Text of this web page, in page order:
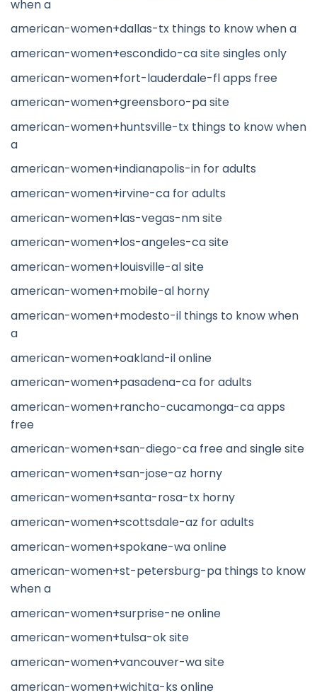
when a
american-women+dallas-tx things to know when a
american-women+escondido-ca site singles only
american-women+fort-lauderdale-fl apps free
american-women+greensboro-pa site
american-women+huntsville-tx things to know when
a
american-women+indianapolis-in for adults
american-women+irvine-ca for adults
american-women+las-vegas-nm site
american-women+los-angeles-ca site
american-women+louisville-al site
american-women+mobile-al horny
american-women+modesto-il things to know when
a
american-women+oakland-il online
american-women+pasadena-ca for adults
american-women+rancho-cucamonga-ca apps
free
american-women+san-diego-ca free and single site
american-women+san-jose-az horny
american-women+santa-rosa-tx horny
american-women+scottsdale-az for adults
american-women+spokane-wa online
american-women+st-petersburg-pa things to know
when a
american-women+surprise-ne online
american-women+tulsa-ok site
american-women+vancouver-wa site
american-women+wichita-ks online